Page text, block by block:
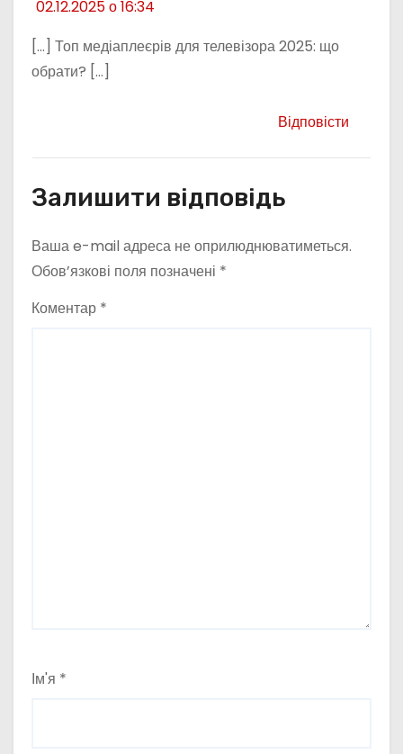
02.12.2025 о 16:34
[…] Топ медіаплеєрів для телевізора 2025: що
обрати? […]
Відповісти
Залишити відповідь
Ваша e-mail адреса не оприлюднюватиметься.
Обов’язкові поля позначені *
Коментар *
Ім'я *